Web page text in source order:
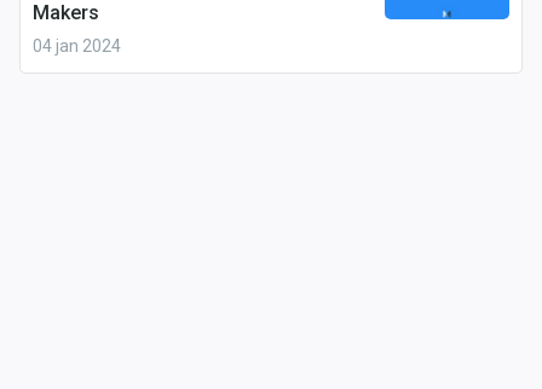
Makers
04 jan 2024